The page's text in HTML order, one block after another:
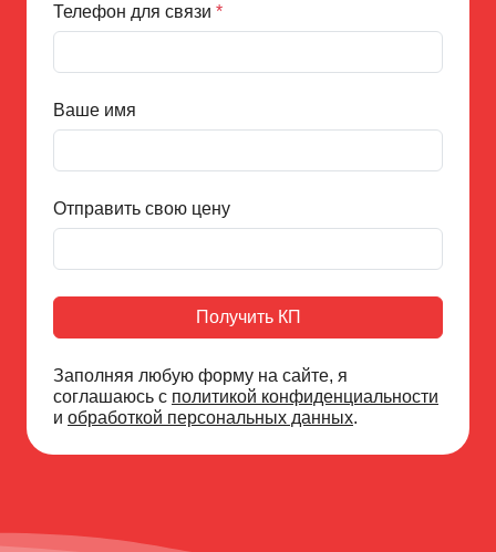
Телефон для связи *
Ваше имя
Отправить свою цену
Получить КП
Заполняя любую форму на сайте, я
соглашаюсь с политикой конфиденциальности
и обработкой персональных данных.